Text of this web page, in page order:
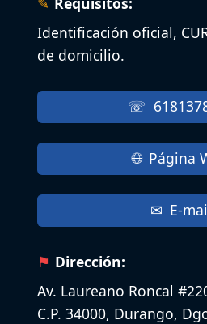
Identificación oficial,
de domicilio.
Página
E-
Dirección:
Av. Laureano Roncal
C.P. 34000, Durango,